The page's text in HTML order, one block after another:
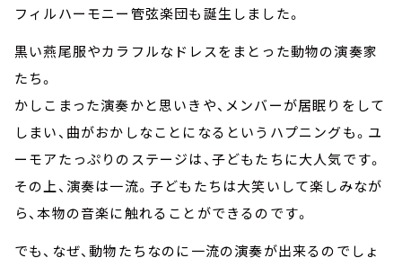
フィルハーモニー管弦楽団も誕生しました。
黒い燕尾服やカラフルなドレスをまとった動物の演奏家
たち。
かしこまった演奏かと思いきや、メンバーが居眠りをして
しまい、曲がおかしなことになるというハプニングも。ユ
ーモアたっぷりのステージは、子どもたちに大人気です。
その上、演奏は一流。子どもたちは大笑いして楽しみなが
ら、本物の音楽に触れることができるのです。
でも、なぜ、動物たちなのに一流の演奏が出来るのでしょ